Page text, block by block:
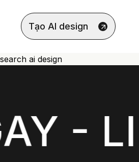
Tạo AI design
search ai design